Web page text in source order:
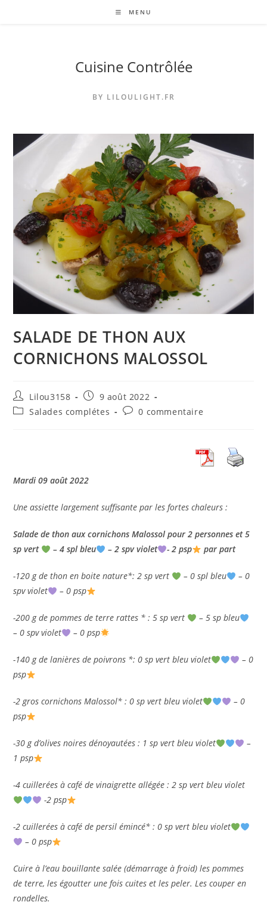
MENU
Cuisine Contrôlée
BY LILOULIGHT.FR
SALADE DE THON AUX
CORNICHONS MALOSSOL
Auteur/autrice
de
Lilou3158
Publication
publiée :
9 août 2022
PostSalades complétes
Commentaires
0 commentaire
Mardi 09 août 2022
Une assiette largement suffisante par les fortes chaleurs :
Salade de thon aux cornichons Malossol pour 2 personnes et 5
sp vert
– 4 spl bleu – 2 spv violet - 2 psp par part
-120 g de thon en boite nature*: 2 sp vert – 0 spl bleu
– 0
spv violet
– 0 psp
-200 g de pommes de terre rattes * : 5 sp vert
– 5 sp bleu
– 0 spv violet
– 0 psp
-140 g de lanières de poivrons *: 0 sp vert bleu violet
– 0
psp
-2 gros cornichons Malossol* : 0 sp vert bleu violet
– 0
psp
-30 g d’olives noires dénoyautées : 1 sp vert bleu violet
–
1 psp
-4 cuillerées à café de vinaigrette allégée : 2 sp vert bleu violet
-2 psp
-2 cuillerées à café de persil émincé* : 0 sp vert bleu violet
– 0 psp
Cuire à l’eau bouillante salée (démarrage à froid) les pommes
de terre, les égoutter une fois cuites et les peler. Les couper en
rondelles.